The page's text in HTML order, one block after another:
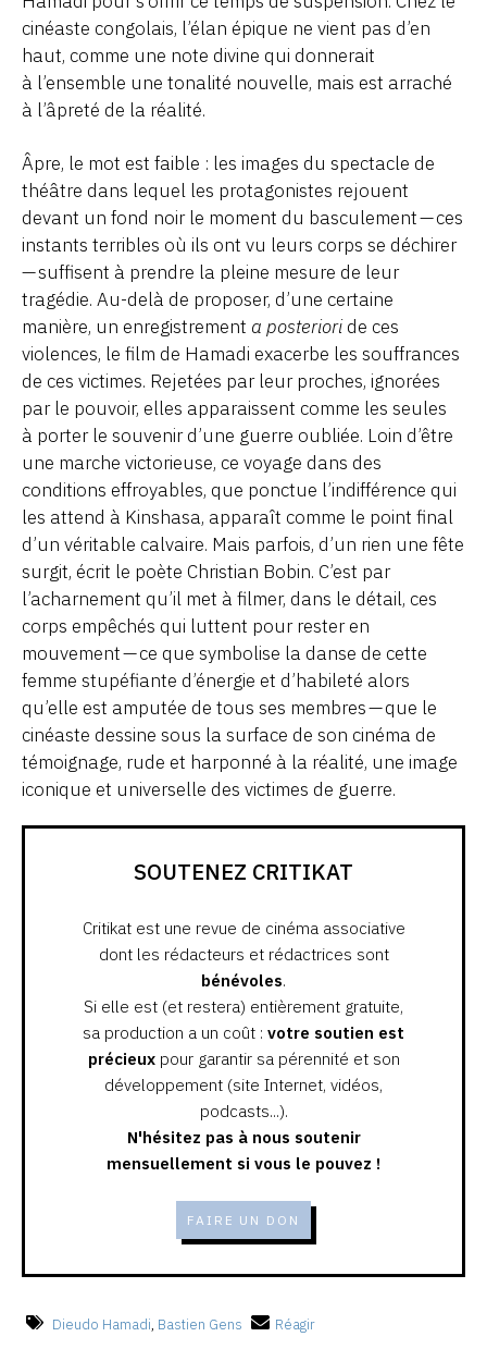
cinéaste congolais, l’élan épique ne vient pas d’en
haut, comme une note divine qui donnerait
à l’ensemble une tonalité nouvelle, mais est arraché
à l’âpreté de la réalité.
Âpre, le mot est faible : les images du spectacle de
théâtre dans lequel les protagonistes rejouent
devant un fond noir le moment du basculement — ces
instants terribles où ils ont vu leurs corps se déchirer
— suffisent à prendre la pleine mesure de leur
tragédie. Au-delà de proposer, d’une certaine
manière, un enregistrement a posterioride ces
violences, le film de Hamadi exacerbe les souffrances
de ces victimes. Rejetées par leur proches, ignorées
par le pouvoir, elles apparaissent comme les seules
à porter le souvenir d’une guerre oubliée. Loin d’être
une marche victorieuse, ce voyage dans des
conditions effroyables, que ponctue l’indifférence qui
les attend à Kinshasa, apparaît comme le point final
d’un véritable calvaire. Mais parfois, d’un rien une fête
surgit, écrit le poète Christian Bobin. C’est par
l’acharnement qu’il met à filmer, dans le détail, ces
corps empêchés qui luttent pour rester en
mouvement — ce que symbolise la danse de cette
femme stupéfiante d’énergie et d’habileté alors
qu’elle est amputée de tous ses membres — que le
cinéaste dessine sous la surface de son cinéma de
témoignage, rude et harponné à la réalité, une image
iconique et universelle des victimes de guerre.
SOUTENEZ CRITIKAT
Critikat est une revue de cinéma associative
dont les rédacteurs et rédactrices sont
bénévoles.
Si elle est (et restera) entièrement gratuite,
sa production a un coût : votre soutien est
précieuxpour garantir sa pérennité et son
développement (site Internet, vidéos,
podcasts...).
N'hésitez pas à nous soutenir
mensuellement si vous le pouvez !
FAIRE UN DON
Dieudo Hamadi, Bastien Gens Réagir